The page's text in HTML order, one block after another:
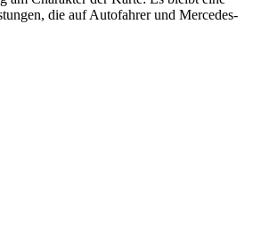
die auf Autofahrer und Mercedes-